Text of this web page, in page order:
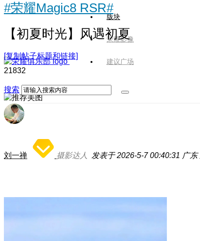
版块
荣耀影像
建议广场
搜索
#荣耀Magic8 RSR#
【初夏时光】风遇初夏
[复制帖子标题和链接]
21832
刘一禅 摄影达人 发表于 2026-5-7 00:40:31 广东